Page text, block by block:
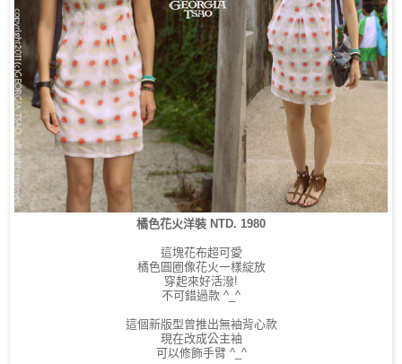
橘色花火洋裝 NTD. 1980
這塊花布超可愛
橘色圓圈像花火一樣綻放
穿起來好活潑!
不可錯過款 ^_^
這個新版型曾推出無袖背心款
現在改成公主袖
可以修飾手臂 ^_^